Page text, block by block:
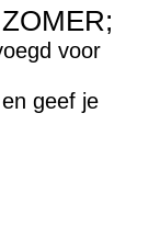
voor
geef je